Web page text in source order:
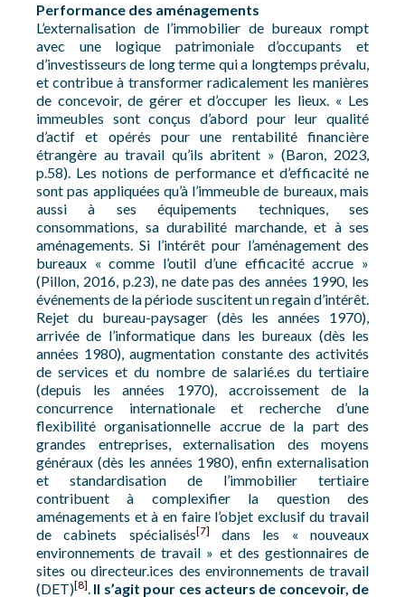
Performance des aménagements
L’externalisation de l’immobilier de bureaux rompt
avec une logique patrimoniale d’occupants et
d’investisseurs de long terme qui a longtemps prévalu,
et contribue à transformer radicalement les manières
de concevoir, de gérer et d’occuper les lieux. « Les
immeubles sont conçus d’abord pour leur qualité
d’actif et opérés pour une rentabilité financière
étrangère au travail qu’ils abritent » (Baron, 2023,
p.58). Les notions de performance et d’efficacité ne
sont pas appliquées qu’à l’immeuble de bureaux, mais
aussi à ses équipements techniques, ses
consommations, sa durabilité marchande, et à ses
aménagements. Si l’intérêt pour l’aménagement des
bureaux « comme l’outil d’une efficacité accrue »
(Pillon, 2016, p.23), ne date pas des années 1990, les
événements de la période suscitent un regain d’intérêt.
Rejet du bureau-paysager (dès les années 1970),
arrivée de l’informatique dans les bureaux (dès les
années 1980), augmentation constante des activités
de services et du nombre de salarié.es du tertiaire
(depuis les années 1970), accroissement de la
concurrence internationale et recherche d’une
flexibilité organisationnelle accrue de la part des
grandes entreprises, externalisation des moyens
généraux (dès les années 1980), enfin externalisation
et standardisation de l’immobilier tertiaire
contribuent à complexifier la question des
aménagements et à en faire l’objet exclusif du travail
de cabinets spécialisés[7]
dans les « nouveaux
environnements de travail » et des gestionnaires de
sites ou directeur.ices des environnements de travail
(DET)[8]. Il s’agit pour ces acteurs de concevoir, de